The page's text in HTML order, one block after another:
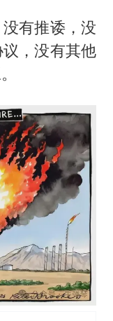
有推诿，没
，没有其他